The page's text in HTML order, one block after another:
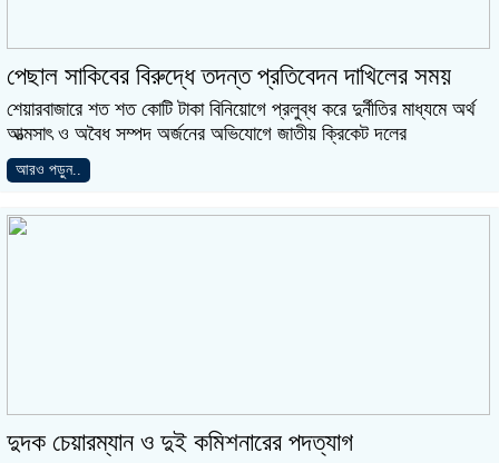
পেছাল সাকিবের বিরুদ্ধে তদন্ত প্রতিবেদন দাখিলের সময়
শেয়ারবাজারে শত শত কোটি টাকা বিনিয়োগে প্রলুব্ধ করে দুর্নীতির মাধ্যমে অর্থ
আত্মসাৎ ও অবৈধ সম্পদ অর্জনের অভিযোগে জাতীয় ক্রিকেট দলের
আরও পড়ুন..
দুদক চেয়ারম্যান ও দুই কমিশনারের পদত্যাগ